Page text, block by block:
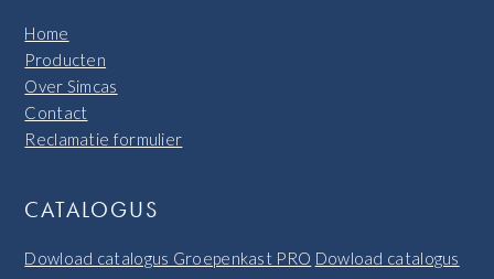
Home
Producten
Over Simcas
Contact
Reclamatie formulier
CATALOGUS
Dowload catalogus Groepenkast PRO Dowload catalogus